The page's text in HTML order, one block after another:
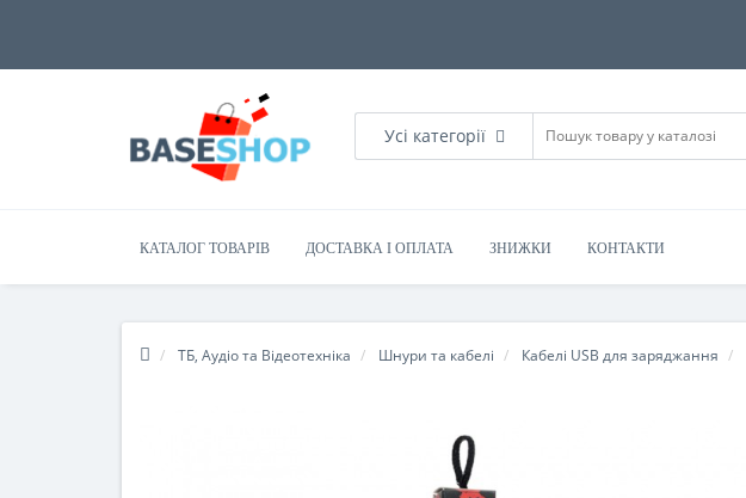
Усі категорії
КАТАЛОГ ТОВАРІВ ДОСТАВКА І ОПЛАТА ЗНИЖКИ КОНТАКТИ
ТБ, Аудіо та Відеотехніка Шнури та кабелі Кабелі USB для заряджання